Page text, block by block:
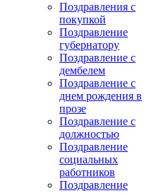
Поздравления с
покупкой
Поздравление
губернатору
Поздравление с
дембелем
Поздравление с
днем рождения в
прозе
Поздравление с
должностью
Поздравление
социальных
работников
Поздравление